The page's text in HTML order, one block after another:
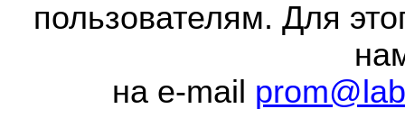
пользователям. Для
на e-mail